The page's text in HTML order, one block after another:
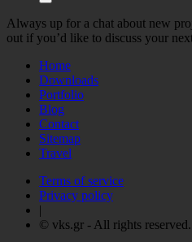
Always up for a chat about new
out if you’d like to discuss your
Home
Downloads
Portfolio
Blog
Contact
Sitemap
Travel
Terms of service
Privacy policy
|
© vks.gr - All rights reserved.